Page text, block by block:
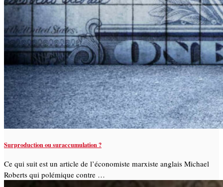
Surproduction ou suraccumulation ?
Ce qui suit est un article de l’économiste marxiste anglais Michael
Roberts qui polémique contre …